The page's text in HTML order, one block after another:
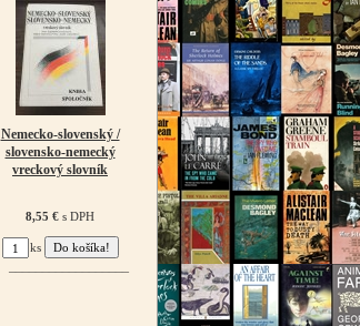
Nemecko-slovenský /
slovensko-nemecký
vreckový slovník
8,55 € s DPH
ks